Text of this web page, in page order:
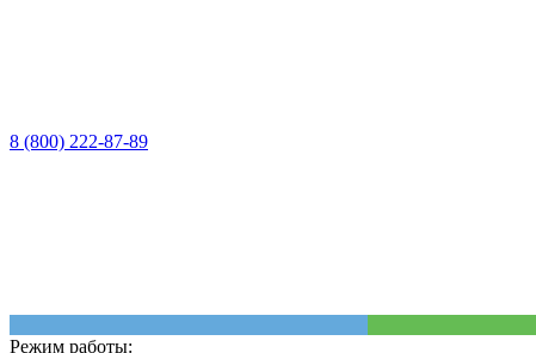
8 (800) 222-87-89
Режим работы: